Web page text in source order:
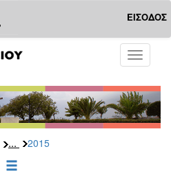
ΕΙΣΟΔΟΣ
Toggle
... 2015